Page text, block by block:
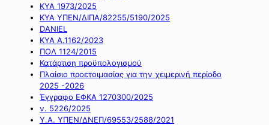
ΚΥΑ 1973/2025
ΚΥΑ ΥΠΕΝ/ΔΙΠΑ/82255/5190/2025
DANIEL
ΚΥΑ Α.1162/2023
ΠΟΛ 1124/2015
Κατάρτιση προϋπολογισμού
Πλαίσιο προετοιμασίας για την χειμερινή περίοδο
2025 -2026
Έγγραφο ΕΦΚΑ 1270300/2025
ν. 5226/2025
Υ.Α. ΥΠΕΝ/ΔΝΕΠ/69553/2588/2021